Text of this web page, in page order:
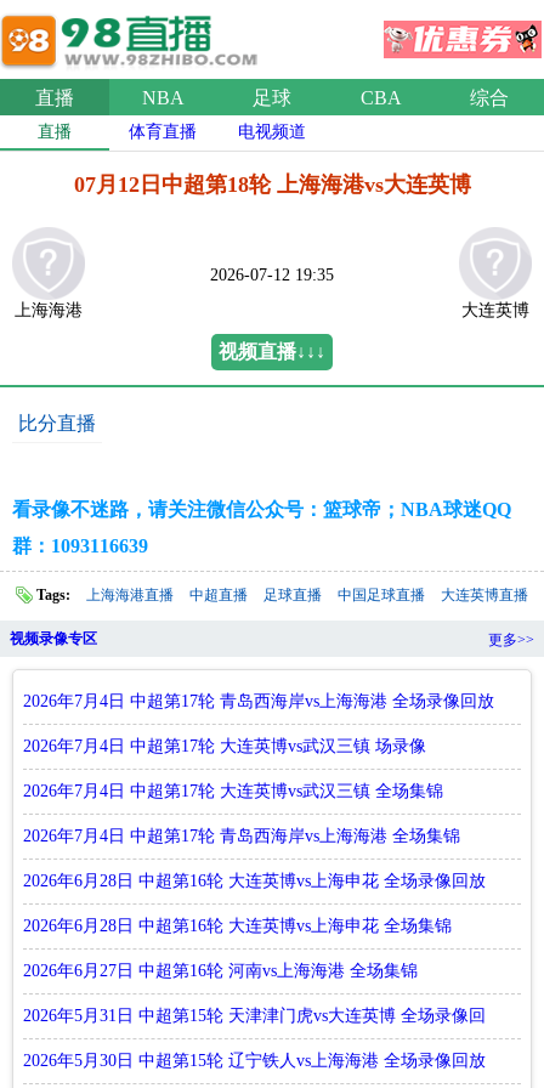
直播 NBA 足球 CBA 综合
直播 体育直播 电视频道
07月12日中超第18轮 上海海港vs大连英博
上海海港
2026-07-12 19:35
大连英博
视频直播↓↓↓
比分直播
看录像不迷路，请关注微信公众号：篮球帝；NBA球迷QQ
群：1093116639
Tags: 上海海港直播 中超直播 足球直播 中国足球直播 大连英博直播
视频录像专区 更多>>
2026年7月4日 中超第17轮 青岛西海岸vs上海海港 全场录像回放
2026年7月4日 中超第17轮 大连英博vs武汉三镇 场录像
2026年7月4日 中超第17轮 大连英博vs武汉三镇 全场集锦
2026年7月4日 中超第17轮 青岛西海岸vs上海海港 全场集锦
2026年6月28日 中超第16轮 大连英博vs上海申花 全场录像回放
2026年6月28日 中超第16轮 大连英博vs上海申花 全场集锦
2026年6月27日 中超第16轮 河南vs上海海港 全场集锦
2026年5月31日 中超第15轮 天津津门虎vs大连英博 全场录像回
放
2026年5月30日 中超第15轮 辽宁铁人vs上海海港 全场录像回放